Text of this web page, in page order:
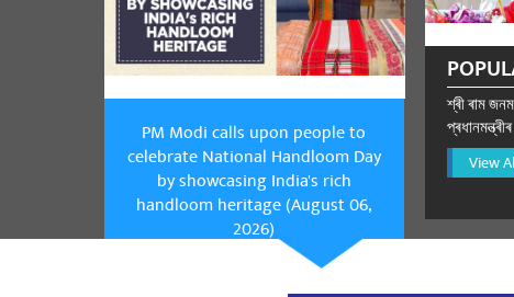
PM Modi calls upon people to
celebrate National Handloom Day
by showcasing India's rich
handloom heritage (August 06,
2026)
শ্ৰী ৰাম
View